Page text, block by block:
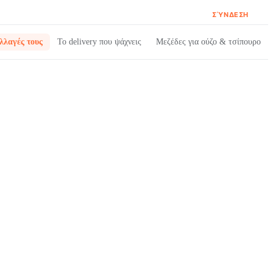
ΣΎΝΔΕΣΗ
τους Το delivery που ψάχνεις Μεζέδες για ούζο & τσίπουρο